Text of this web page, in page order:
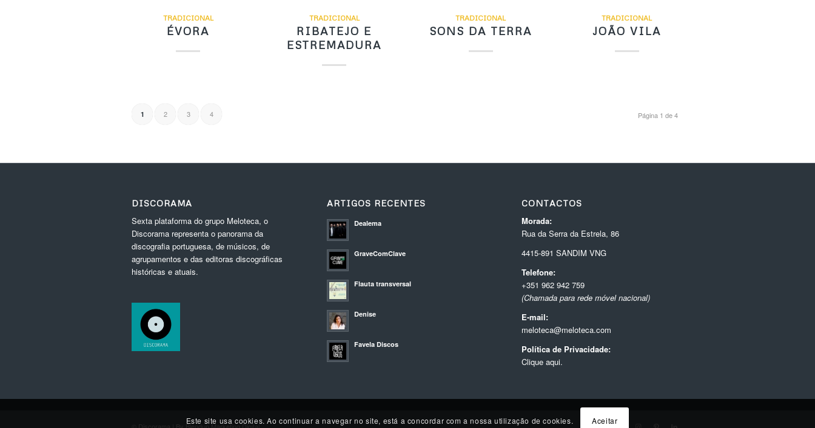
TRADICIONAL
ÉVORA
TRADICIONAL
RIBATEJO E
ESTREMADURA
TRADICIONAL
SONS DA TERRA
TRADICIONAL
JOÃO VILA
Página 1 de 4
1 2 3 4
DISCORAMA
Sexta plataforma do grupo Meloteca, o
Discorama representa o panorama da
discografia portuguesa, de músicos, de
agrupamentos e das editoras discográficas
históricas e atuais.
ARTIGOS RECENTES
Dealema
GraveComClave
Flauta transversal
Denise
Favela Discos
CONTACTOS
Morada:
Rua da Serra da Estrela, 86
4415-891 SANDIM VNG
Telefone:
+351 962 942 759
(Chamada para rede móvel nacional)
E-mail:
meloteca@meloteca.com
Política de Privacidade:
Clique aqui.
Este site usa cookies. Ao continuar a navegar no site, está a concordar com a nossa utilização de cookies. Aceitar